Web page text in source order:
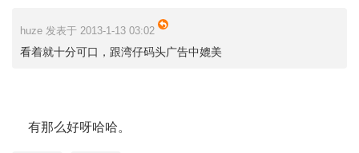
huze 发表于 2013-1-13 03:02
看着就十分可口，跟湾仔码头广告中媲美
有那么好呀哈哈。